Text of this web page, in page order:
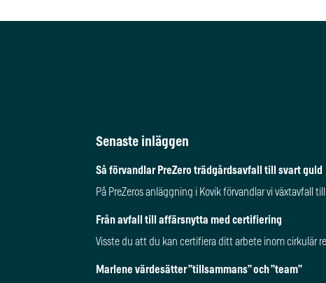
Senaste inläggen
Så förvandlar PreZero trädgårdsavfall till svart guld
På PreZeros anläggning i Kovik förvandlar vi växtavfall
Från avfall till affärsnytta med certifiering
Visste du att du kan certifiera ditt arbete inom cirkulär
Marlene värdesätter ”tillsammans” och ”team”